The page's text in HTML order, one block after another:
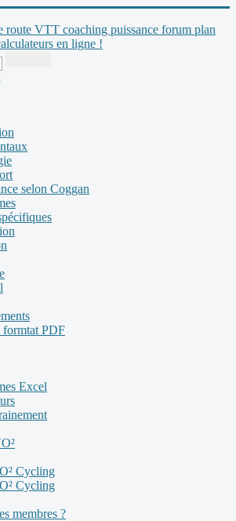
route VTT coaching puissance forum plan
en ligne !
selon Coggan
formtat PDF
Excel
Cycling
Cycling
membres ?